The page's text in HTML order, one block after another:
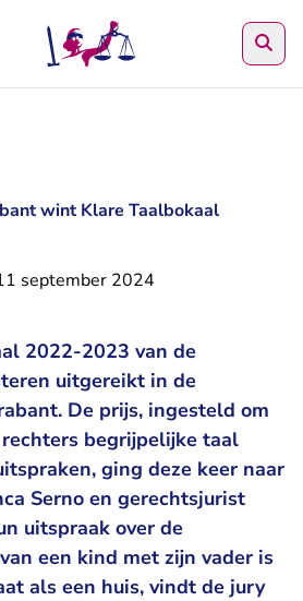
wint Klare Taalbokaal
september 2024
2022-2023 van de
uitgereikt in de
De prijs, ingesteld om
begrijpelijke taal
ging deze keer naar
Serno en gerechtsjurist
uitspraak - U verlaat
over de
een kind met zijn vader is
als een huis, vindt de jury